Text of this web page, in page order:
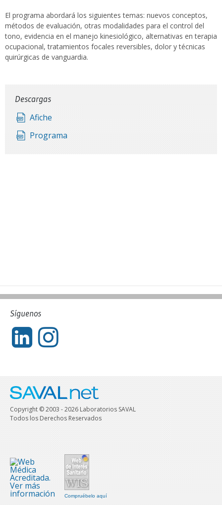
El programa abordará los siguientes temas: nuevos conceptos,
métodos de evaluación, otras modalidades para el control del
tono, evidencia en el manejo kinesiológico, alternativas en terapia
ocupacional, tratamientos focales reversibles, dolor y técnicas
quirúrgicas de vanguardia.
Descargas
Afiche
Programa
Síguenos
Copyright © 2003 - 2026 Laboratorios SAVAL
Todos los Derechos Reservados
Compruébelo aquí